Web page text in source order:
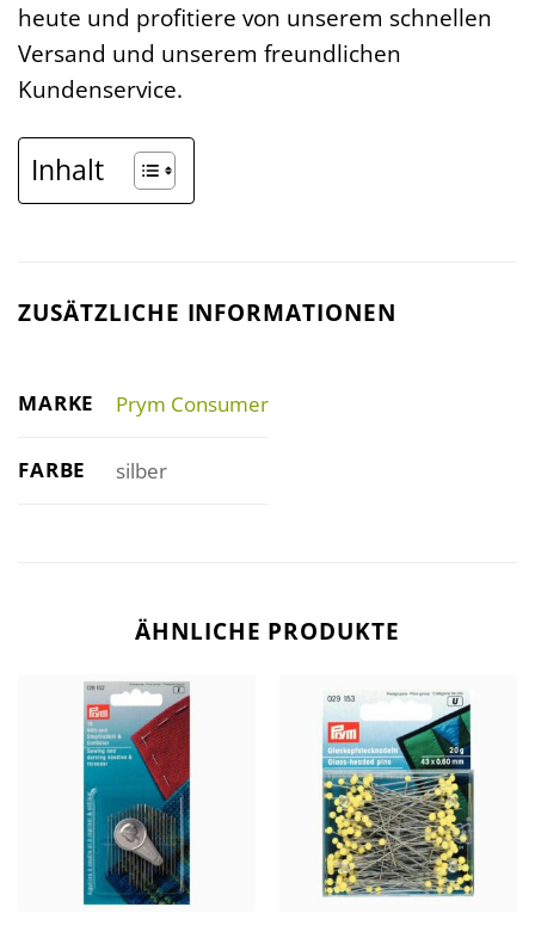
heute und profitiere von unserem schnellen
Versand und unserem freundlichen
Kundenservice.
Inhalt
ZUSÄTZLICHE INFORMATIONEN
MARKE Prym Consumer
FARBE silber
ÄHNLICHE PRODUKTE